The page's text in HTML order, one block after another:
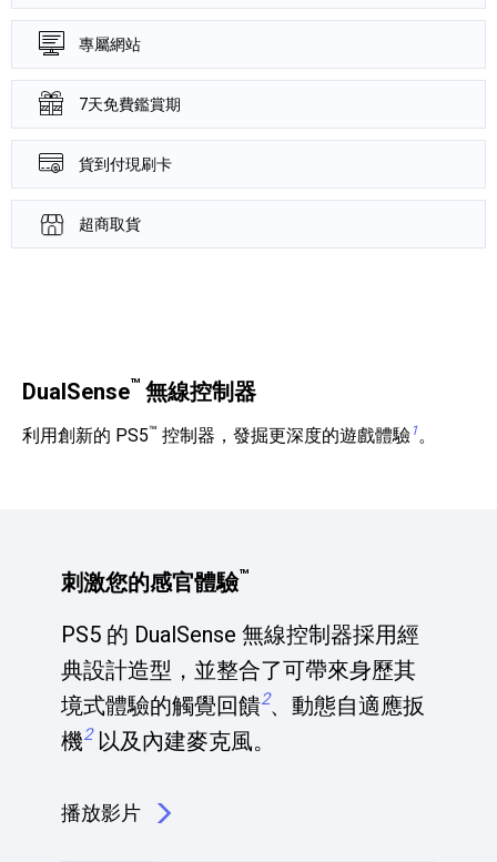
專屬網站
7天免費鑑賞期
貨到付現刷卡
超商取貨
DualSense™ 無線控制器
利用創新的 PS5™ 控制器，發掘更深度的遊戲體驗1。
刺激您的感官體驗™
PS5 的 DualSense 無線控制器採用經
典設計造型，並整合了可帶來身歷其
境式體驗的觸覺回饋2、動態自適應扳
機2以及內建麥克風。
播放影片